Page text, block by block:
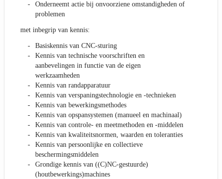
Onderneemt actie bij onvoorziene omstandigheden of
problemen
met inbegrip van kennis:
Basiskennis van CNC-sturing
Kennis van technische voorschriften en
aanbevelingen in functie van de eigen
werkzaamheden
Kennis van randapparatuur
Kennis van verspaningstechnologie en -technieken
Kennis van bewerkingsmethodes
Kennis van opspansystemen (manueel en machinaal)
Kennis van controle- en meetmethoden en -middelen
Kennis van kwaliteitsnormen, waarden en toleranties
Kennis van persoonlijke en collectieve
beschermingsmiddelen
Grondige kennis van ((C)NC-gestuurde)
(houtbewerkings)machines